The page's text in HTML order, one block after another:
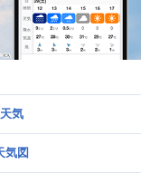
気
気図